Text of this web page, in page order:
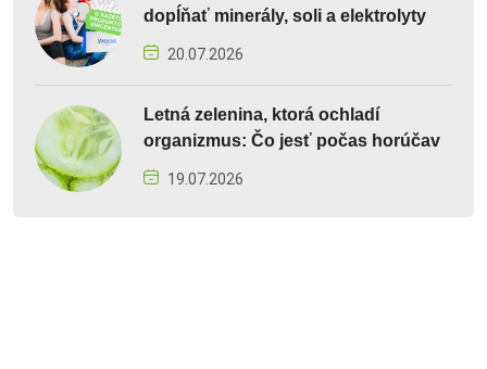
dopĺňať minerály, soli a elektrolyty
20.07.2026
Letná zelenina, ktorá ochladí
organizmus: Čo jesť počas horúčav
19.07.2026